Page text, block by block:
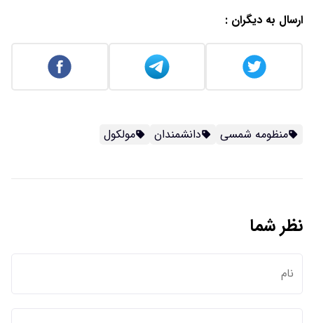
ارسال به دیگران :
منظومه شمسی دانشمندان مولکول
نظر شما